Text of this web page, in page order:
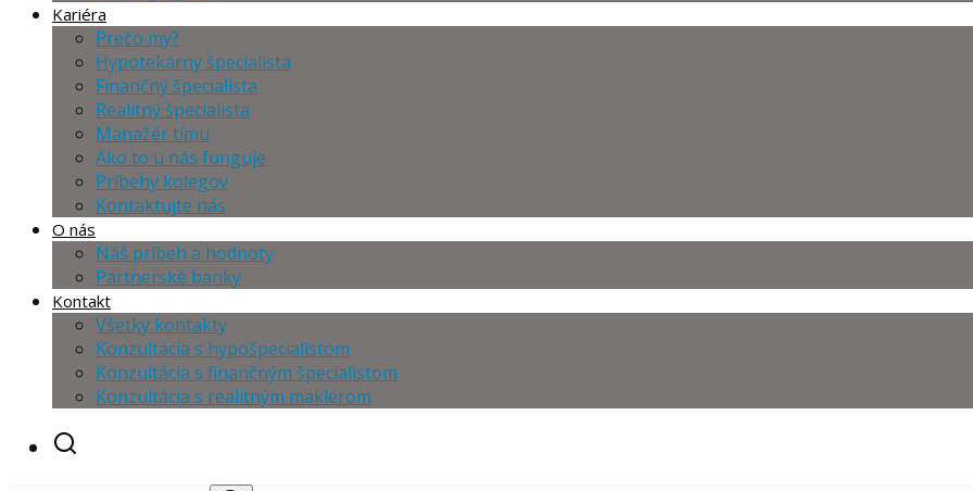
Kariéra
Prečo my?
Hypotekárny špecialista
Finančný špecialista
Realitný špecialista
Manažér tímu
Ako to u nás funguje
Príbehy kolegov
Kontaktujte nás
O nás
Náš príbeh a hodnoty
Partnerské banky
Kontakt
Všetky kontakty
Konzultácia s hypošpecialistom
Konzultácia s finančným špecialistom
Konzultácia s realitným maklérom